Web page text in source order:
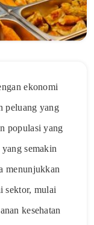
ekonomi
peluang yang
populasi yang
semakin
menunjukkan
sektor, mulai
kesehatan